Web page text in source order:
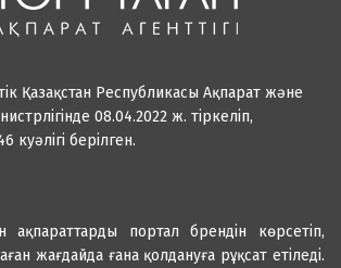
Қазақстан Республикасы Ақпарат және
08.04.2022 ж. тіркеліп,
куәлігі берілген.
ақпараттарды портал брендін көрсетіп,
жағдайда ғана қолдануға рұқсат етіледі.